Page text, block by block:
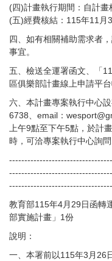
(四)計畫執行期間：自計畫
(五)經費核結：115年11月
四、如有相關補助需求者
事宜。
五、檢送全運署函文、「
區俱樂部計畫線上申請平台
六、本計畫專案執行中心
6738、email：
上午9點至下午5點，於計
時，可洽專案執行中心詢問
教育部115年4月29日函轉
部實施計畫」1份
說明：
一、本署前以115年3月26